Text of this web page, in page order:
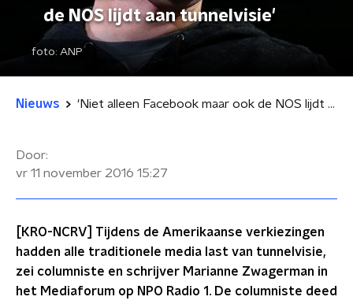
de NOS lijdt aan tunnelvisie'
foto: ANP
Nieuws 'Niet alleen Facebook maar ook de NOS lijdt aan tunnelvisie'
Door:
vr 11 november 2016 15:27
[KRO-NCRV] Tijdens de Amerikaanse verkiezingen
hadden alle traditionele media last van tunnelvisie,
zei columniste en schrijver Marianne Zwagerman in
het Mediaforum op NPO Radio 1. De columniste deed